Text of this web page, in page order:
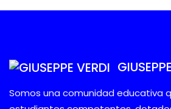
Somos una comunidad educativa